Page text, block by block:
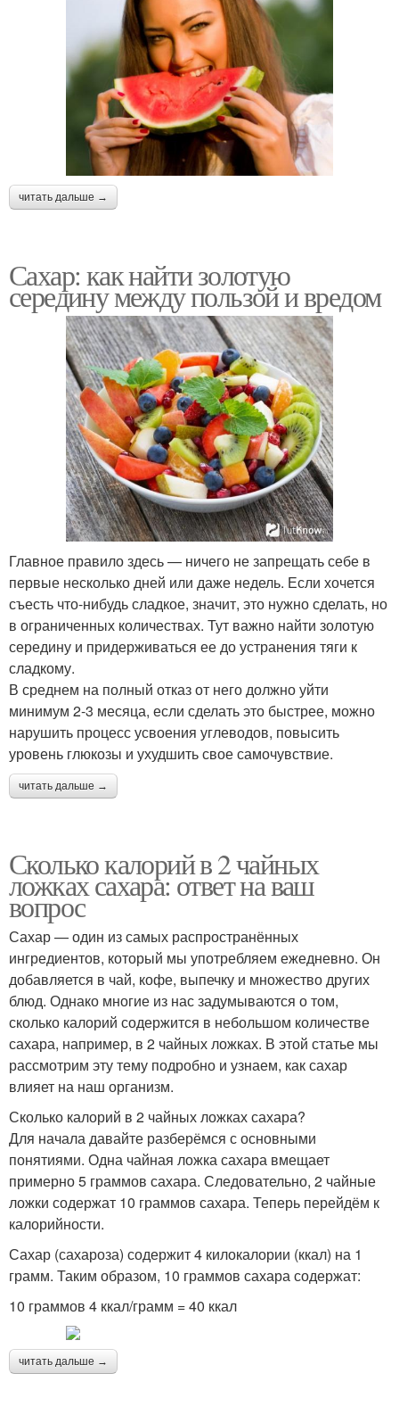
читать дальше →
Сахар: как найти золотую
середину между пользой и вредом
Главное правило здесь — ничего не запрещать себе в
первые несколько дней или даже недель. Если хочется
съесть что-нибудь сладкое, значит, это нужно сделать, но
в ограниченных количествах. Тут важно найти золотую
середину и придерживаться ее до устранения тяги к
сладкому.
В среднем на полный отказ от него должно уйти
минимум 2-3 месяца, если сделать это быстрее, можно
нарушить процесс усвоения углеводов, повысить
уровень глюкозы и ухудшить свое самочувствие.
читать дальше →
Сколько калорий в 2 чайных
ложках сахара: ответ на ваш
вопрос
Сахар — один из самых распространённых
ингредиентов, который мы употребляем ежедневно. Он
добавляется в чай, кофе, выпечку и множество других
блюд. Однако многие из нас задумываются о том,
сколько калорий содержится в небольшом количестве
сахара, например, в 2 чайных ложках. В этой статье мы
рассмотрим эту тему подробно и узнаем, как сахар
влияет на наш организм.
Сколько калорий в 2 чайных ложках сахара?
Для начала давайте разберёмся с основными
понятиями. Одна чайная ложка сахара вмещает
примерно 5 граммов сахара. Следовательно, 2 чайные
ложки содержат 10 граммов сахара. Теперь перейдём к
калорийности.
Сахар (сахароза) содержит 4 килокалории (ккал) на 1
грамм. Таким образом, 10 граммов сахара содержат:
10 граммов 4 ккал/грамм = 40 ккал
читать дальше →